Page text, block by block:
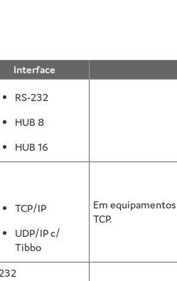
Interface
RS-232
HUB 8
HUB 16
TCP/IP
UDP/IP c/
Tibbo
Em
TCP.